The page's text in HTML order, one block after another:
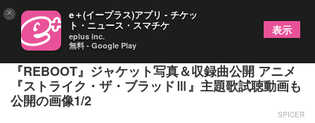
岸田教団＆THE明星ロケッツ最新アルバム
『REBOOT』ジャケット写真＆収録曲公開 アニメ
『ストライク・ザ・ブラッドⅢ』主題歌試聴動画も
公開の画像1/2
SPICER
× e＋(イープラス)アプリ - チケッ
ト・ニュース・スマチケ
eplus inc.
無料 - Google Play
表示